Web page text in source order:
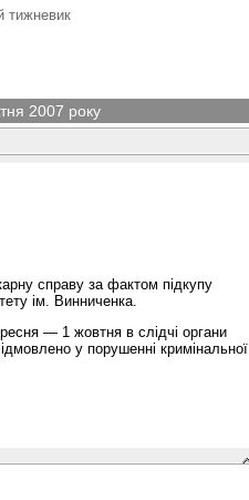
тижневик
2007 року
справу за фактом підкупу
ім. Винниченка.
— 1 жовтня в слідчі органи
у порушенні кримінальної